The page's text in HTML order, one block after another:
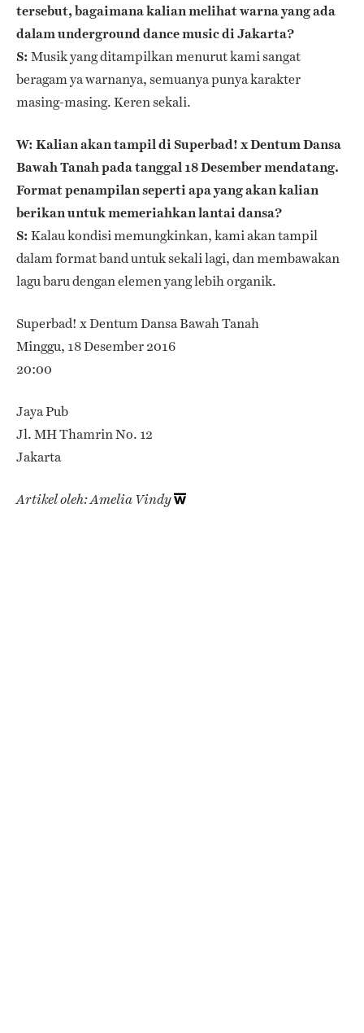
tersebut, bagaimana kalian melihat warna yang ada
dalam underground dance music di Jakarta?
S: Musik yang ditampilkan menurut kami sangat
beragam ya warnanya, semuanya punya karakter
masing-masing. Keren sekali.
W: Kalian akan tampil di Superbad! x Dentum Dansa
Bawah Tanah pada tanggal 18 Desember mendatang.
Format penampilan seperti apa yang akan kalian
berikan untuk memeriahkan lantai dansa?
S: Kalau kondisi memungkinkan, kami akan tampil
dalam format band untuk sekali lagi, dan membawakan
lagu baru dengan elemen yang lebih organik.
Superbad! x Dentum Dansa Bawah Tanah
Minggu, 18 Desember 2016
20:00
Jaya Pub
Jl. MH Thamrin No. 12
Jakarta
Artikel oleh: Amelia Vindy